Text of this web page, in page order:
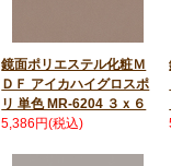
鏡面ポリエステル化粧Ｍ
ＤＦ アイカハイグロスポ
リ 単色 MR-6204 ３ｘ６
5,386円(税込)